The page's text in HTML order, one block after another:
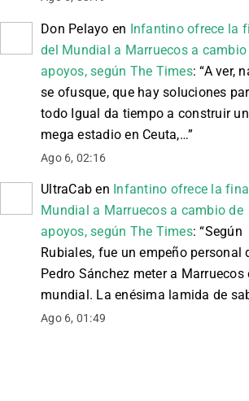
Don Pelayo en Infantino ofrece la
del Mundial a Marruecos a cambio
apoyos, según The Times: “A ver,
se ofusque, que hay soluciones
todo Igual da tiempo a construir un
mega estadio en Ceuta,…”
Ago 6, 02:16
UltraCab en Infantino ofrece la
Mundial a Marruecos a cambio de
apoyos, según The Times: “Según
Rubiales, fue un empeño personal
Pedro Sánchez meter a Marruecos
mundial. La enésima lamida de
Ago 6, 01:49